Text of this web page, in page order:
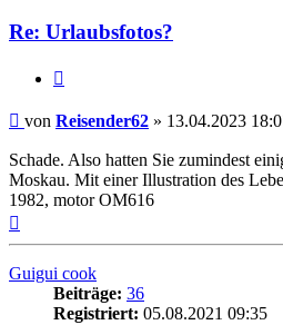
Re: Urlaubsfotos?
Beitrag
von Reisender62 » 13.04.2023
Schade. Also hatten Sie zumindest
Moskau. Mit einer Illustration des
1982, motor OM616
Guigui cook
Beiträge: 36
Registriert: 05.08.2021 09:35